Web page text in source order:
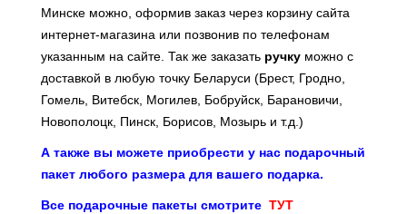
Минске можно, оформив заказ через корзину сайта
интернет-магазина или позвонив по телефонам
указанным на сайте. Так же заказать ручку можно с
доставкой в любую точку Беларуси (Брест, Гродно,
Гомель, Витебск, Могилев, Бобруйск, Барановичи,
Новополоцк, Пинск, Борисов, Мозырь и т.д.)
А также вы можете приобрести у нас подарочный
пакет любого размера для вашего подарка.
Все подарочные пакеты смотрите ТУТ